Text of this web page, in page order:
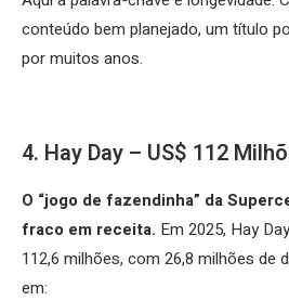
conteúdo bem planejado, um título
por muitos anos.
4. Hay Day – US$ 112
O “jogo de fazendinha” da
fraco em receita. Em 2025, Hay
112,6 milhões, com 26,8 milhões de
em:​